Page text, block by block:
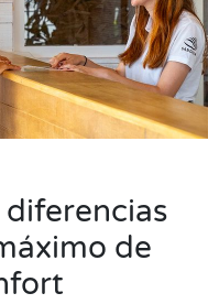
diferencias
de